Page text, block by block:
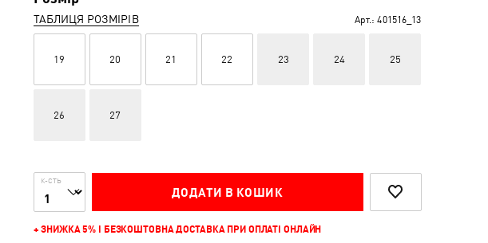
ТАБЛИЦЯ РОЗМІРІВ Арт.: 401516_13
19 20 21 22 23 24 25
26 27
К-СТЬ
ДОДАТИ В КОШИК
+ ЗНИЖКА 5% І БЕЗКОШТОВНА ДОСТАВКА ПРИ ОПЛАТІ ОНЛАЙН